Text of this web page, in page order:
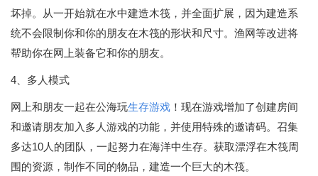
坏掉。从一开始就在水中建造木筏，并全面扩展，因为建造系
统不会限制你和你的朋友在木筏的形状和尺寸。渔网等改进将
帮助你在网上装备它和你的朋友。
4、多人模式
网上和朋友一起在公海玩生存游戏 ！现在游戏增加了创建房间
和邀请朋友加入多人游戏的功能，并使用特殊的邀请码。召集
多达10人的团队，一起努力在海洋中生存。获取漂浮在木筏周
围的资源，制作不同的物品，建造一个巨大的木筏。